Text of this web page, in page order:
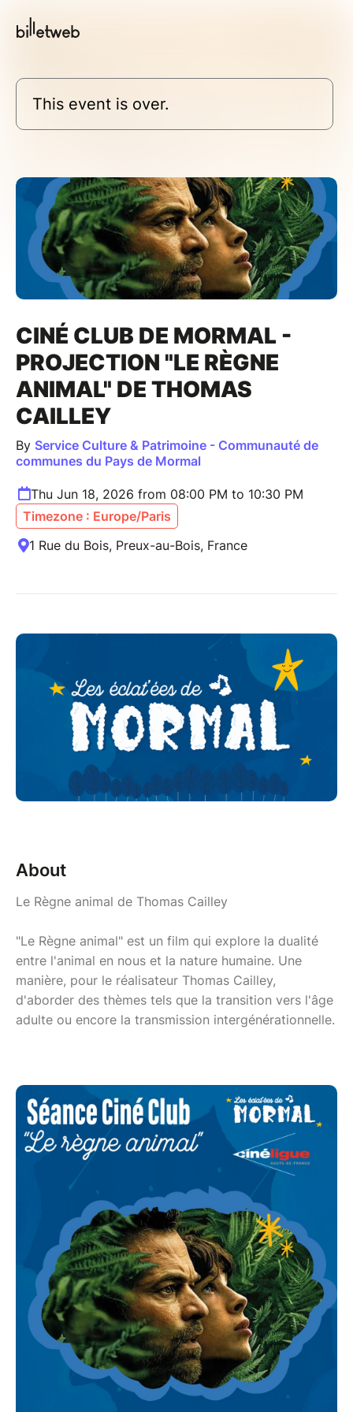
This event is over.
CINÉ CLUB DE MORMAL -
PROJECTION "LE RÈGNE
ANIMAL" DE THOMAS
CAILLEY
By Service Culture & Patrimoine - Communauté de
communes du Pays de Mormal
Thu Jun 18, 2026 from 08:00 PM to 10:30 PM
Timezone : Europe/Paris
1 Rue du Bois, Preux-au-Bois, France
About
Le Règne animal de Thomas Cailley
"Le Règne animal" est un film qui explore la dualité
entre l'animal en nous et la nature humaine. Une
manière, pour le réalisateur Thomas Cailley,
d'aborder des thèmes tels que la transition vers l'âge
adulte ou encore la transmission intergénérationnelle.